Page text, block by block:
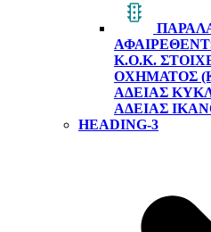
Κ.Ο.Κ.
ΟΧΉΜΑΤΟΣ
ΆΔΕΙΑΣ
ΆΔΕΙΑΣ
HEADING-3